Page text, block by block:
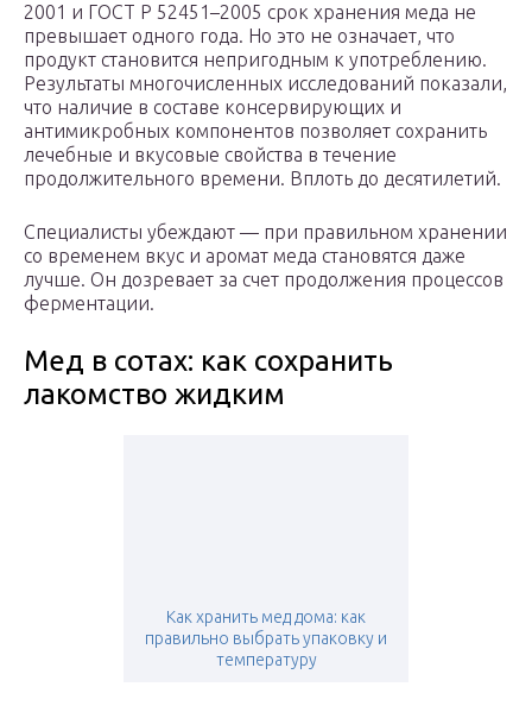
2001 и ГОСТ Р 52451–2005 срок хранения меда не
превышает одного года. Но это не означает, что
продукт становится непригодным к употреблению.
Результаты многочисленных исследований показали,
что наличие в составе консервирующих и
антимикробных компонентов позволяет сохранить
лечебные и вкусовые свойства в течение
продолжительного времени. Вплоть до десятилетий.
Специалисты убеждают — при правильном хранении
со временем вкус и аромат меда становятся даже
лучше. Он дозревает за счет продолжения процессов
ферментации.
Мед в сотах: как сохранить
лакомство жидким
Как хранить мед дома: как
правильно выбрать упаковку и
температуру